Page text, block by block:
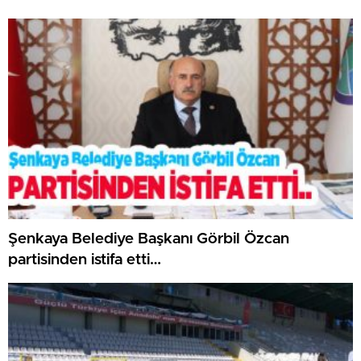
Şenkaya Belediye Başkanı Görbil Özcan
partisinden istifa etti…